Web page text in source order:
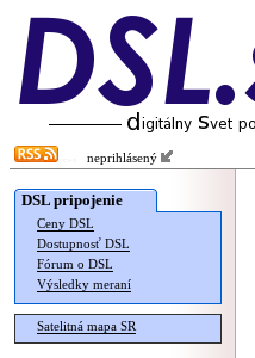
neprihlásený
DSL pripojenie
Ceny DSL
Dostupnosť DSL
Fórum o DSL
Výsledky meraní
Satelitná mapa SR